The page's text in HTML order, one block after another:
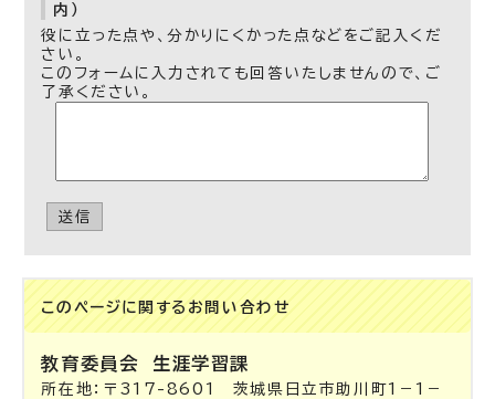
内）
役に立った点や、分かりにくかった点などをご記入くだ
さい。
このフォームに入力されても回答いたしませんので、ご
了承ください。
送信
このページに関する お問い合わせ
教育委員会 生涯学習課
所在地：〒317-8601 茨城県日立市助川町1－1－